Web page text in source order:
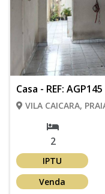
Casa - REF: AGP145
VILA CAICARA,
2
IPTU
Venda